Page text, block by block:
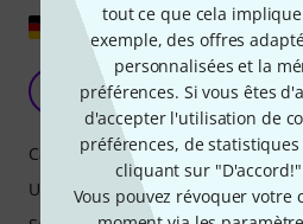
tout ce que cela
exemple, des offres
personnalisées et la
préférences. Si vous êtes
d'accepter l'utilisation de
préférences, de
cliquant sur
Vous pouvez révoquer votre
Afficher l'original
Support médiocre et
Kai aus K.
Caractéristiques
Utilisation